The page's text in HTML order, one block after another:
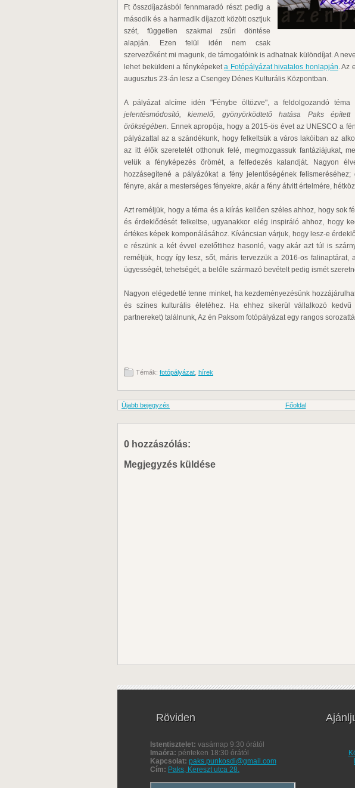
Ft összdíjazásból fennmaradó részt pedig a
második és a harmadik díjazott között osztjuk
szét, független szakmai zsűri döntése
alapján. Ezen felül idén nem csak
szervezőként mi magunk, de támogatóink is adhatnak különdíjat. A
lehet beküldeni a fényképeketa Fotópályázat hivatalos honlapján. Az
augusztus 23-án lesz a Csengey Dénes Kulturális Központban.
A pályázat alcíme idén "Fénybe öltözve", a feldolgozandó téma
jelentésmódosító, kiemelő, gyönyörködtető hatása Paks épített
örökségében. Ennek apropója, hogy a 2015-ös évet az UNESCO a
pályázattal az a szándékunk, hogy felkeltsük a város lakóiban az
az itt élők szeretetét otthonuk felé, megmozgassuk fantáziájukat,
velük a fényképezés örömét, a felfedezés kalandját. Nagyon
hozzásegítené a pályázókat a fény jelentőségének
fényre, akár a mesterséges fényekre, akár a fény átvitt értelmére,
Azt reméljük, hogy a téma és a kiírás kellően széles ahhoz, hogy sok
és érdeklődését felkeltse, ugyanakkor elég inspiráló ahhoz, hogy
értékes képek komponálásához. Kíváncsian várjuk, hogy lesz-e
e részünk a két évvel ezelőttihez hasonló, vagy akár azt túl is
reméljük, hogy így lesz, sőt, máris tervezzük a 2016-os falinaptárat,
ügyességét, tehetségét, a belőle származó bevételt pedig ismét
Nagyon elégedetté tenne minket, ha kezdeményezésünk
és színes kulturális életéhez. Ha ehhez sikerül vállalkozó
partnereket) találnunk, Az én Paksom fotópályázat egy rangos
Témák: fotópályázat hírek
Újabb bejegyzés Főoldal
0 hozzászólás:
Megjegyzés küldése
Röviden
Istentisztelet: vasárnap 9:30 órától
Imaóra: pénteken 18:30 órától
Kapcsolat: paks.punkosdi@gmail.com
Cím: Paks, Kereszt utca 28.